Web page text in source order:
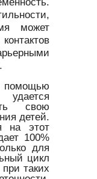
может
свою
детей.
на этот
100%
для
цикл
таких